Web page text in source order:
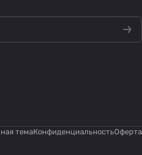
темаКонфиденциальностьОферта